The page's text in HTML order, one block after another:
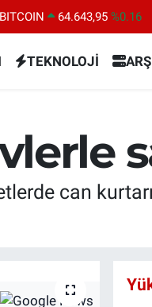
BITCOIN 64.643,95 %0.16
ALTIN
6500.87
BİST100
13.799 %70
TEKNOLOJİ
can